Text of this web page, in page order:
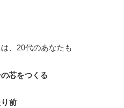
、20代のあなたも
芯をつくる
前